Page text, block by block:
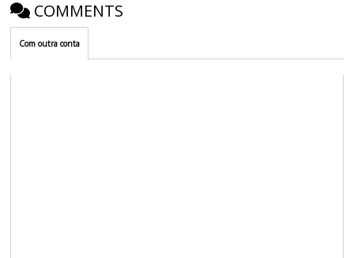
COMMENTS
Com outra conta